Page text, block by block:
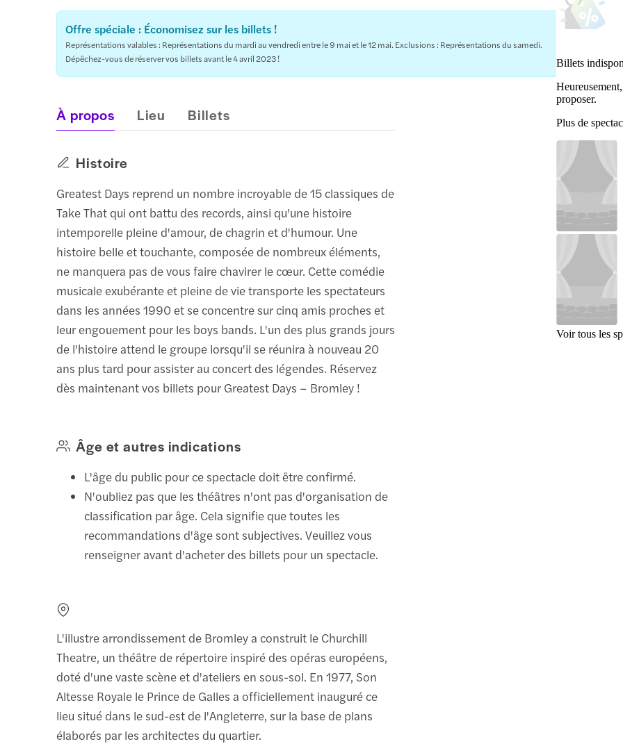
Offre spéciale : Économisez sur les billets !
Représentations valables : Représentations du mardi au vendredi entre le 9 mai et le 12 mai. Exclusions : Représentations du samedi.
Dépêchez-vous de réserver vos billets avant le 4 avril 2023 !
Billets
proposer.
Plus de
Voir tous les
À propos Lieu Billets
Histoire
Greatest Days reprend un nombre incroyable de 15 classiques de
Take That qui ont battu des records, ainsi qu'une histoire
intemporelle pleine d'amour, de chagrin et d'humour. Une
histoire belle et touchante, composée de nombreux éléments,
ne manquera pas de vous faire chavirer le cœur. Cette comédie
musicale exubérante et pleine de vie transporte les spectateurs
dans les années 1990 et se concentre sur cinq amis proches et
leur engouement pour les boys bands. L'un des plus grands jours
de l'histoire attend le groupe lorsqu'il se réunira à nouveau 20
ans plus tard pour assister au concert des légendes. Réservez
dès maintenant vos billets pour Greatest Days – Bromley !
Âge et autres indications
L'âge du public pour ce spectacle doit être confirmé.
N'oubliez pas que les théâtres n'ont pas d'organisation de
classification par âge. Cela signifie que toutes les
recommandations d'âge sont subjectives. Veuillez vous
renseigner avant d'acheter des billets pour un spectacle.
L'illustre arrondissement de Bromley a construit le Churchill
Theatre, un théâtre de répertoire inspiré des opéras européens,
doté d'une vaste scène et d'ateliers en sous-sol. En 1977, Son
Altesse Royale le Prince de Galles a officiellement inauguré ce
lieu situé dans le sud-est de l'Angleterre, sur la base de plans
élaborés par les architectes du quartier.